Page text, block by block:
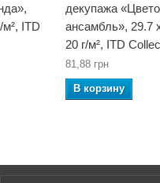
ITD
декупажа
ансамбль», 29.7
20 г/м², ITD
81,88 грн
В корзину